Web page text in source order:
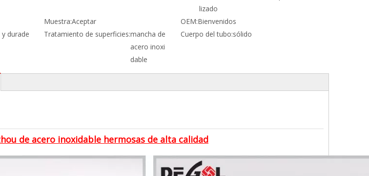
lizado
Muestra:Aceptar OEM:Bienvenidos
durade
Tratamiento de superficies:mancha de
acero inoxi
dable
Cuerpo del tubo:sólido
de acero inoxidable hermosas de alta calidad